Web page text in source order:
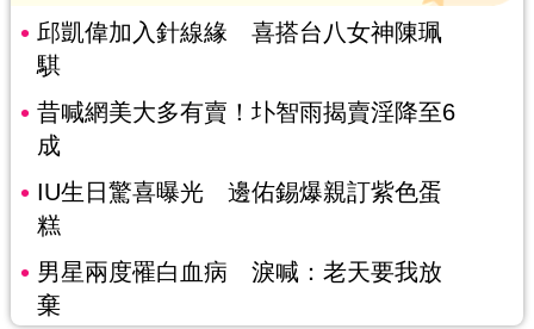
邱凱偉加入針線緣 喜搭台八女神陳珮
騏
昔喊網美大多有賣！圤智雨揭賣淫降至6
成
IU生日驚喜曝光 邊佑錫爆親訂紫色蛋
糕
男星兩度罹白血病 淚喊：老天要我放
棄